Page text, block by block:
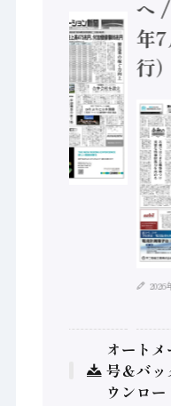
へ
年
行）
2026
オート
号＆バ
ウンロー